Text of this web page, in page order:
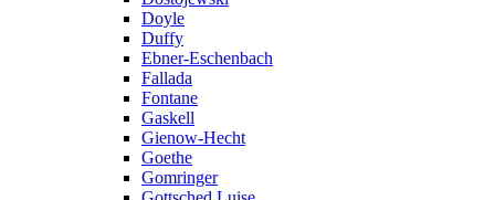
Doyle
Duffy
Ebner-Eschenbach
Fallada
Fontane
Gaskell
Gienow-Hecht
Goethe
Gomringer